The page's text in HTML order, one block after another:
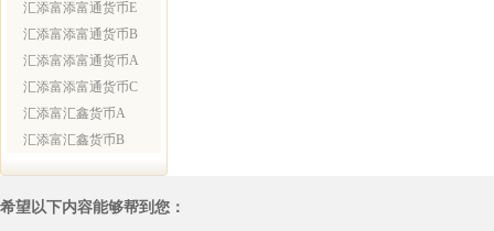
汇添富添富通货币E
汇添富添富通货币B
汇添富添富通货币A
汇添富添富通货币C
汇添富汇鑫货币A
汇添富汇鑫货币B
希望以下内容能够帮到您：